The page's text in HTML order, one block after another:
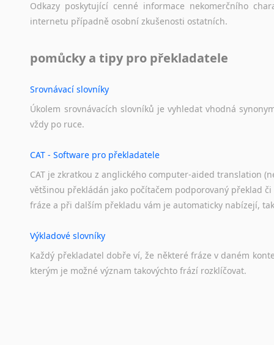
Odkazy poskytující cenné informace nekomerčního
internetu případně osobní zkušenosti ostatních.
pomůcky a tipy pro překladatele
Srovnávací slovníky
Úkolem srovnávacích slovníků je vyhledat vhodná
vždy po ruce.
CAT - Software pro překladatele
CAT je zkratkou z anglického computer-aided translation
většinou překládán jako počítačem podporovaný překlad
fráze a při dalším překladu vám je automaticky nabízejí,
Výkladové slovníky
Každý překladatel dobře ví, že některé fráze v daném
kterým je možné význam takovýchto frází rozklíčovat.